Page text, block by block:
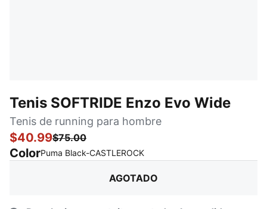
Tenis SOFTRIDE Enzo Evo Wide
Tenis de running para hombre
$40.99$75.00
ColorPuma Black-CASTLEROCK:
AGOTADO